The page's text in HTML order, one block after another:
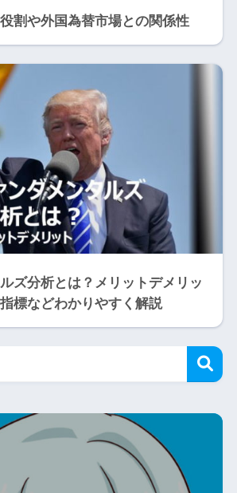
割や外国為替市場との関係性
ズ分析とは？メリットデメリッ
標などわかりやすく解説